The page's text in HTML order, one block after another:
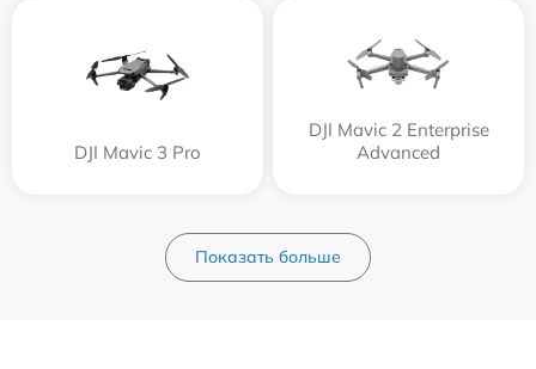
DJI Mavic 3 Pro
DJI Mavic 2 Enterprise
Advanced
Показать больше